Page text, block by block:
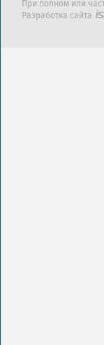
При полном или
Разработка сайта